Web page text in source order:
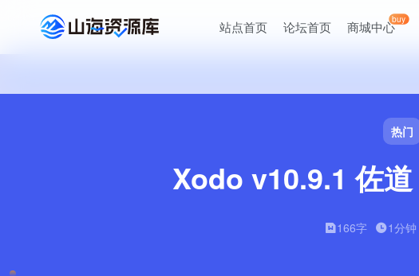
热门
Xodo v10.9.1 佐
166字 1分钟
站点首页 论坛首页 商城中心buy